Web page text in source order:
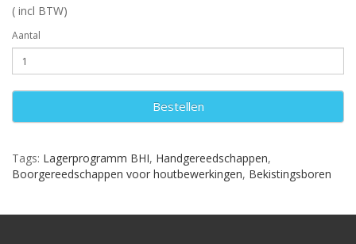
( incl BTW)
Aantal
Bestellen
Tags: Lagerprogramm BHI, Handgereedschappen,
Boorgereedschappen voor houtbewerkingen, Bekistingsboren